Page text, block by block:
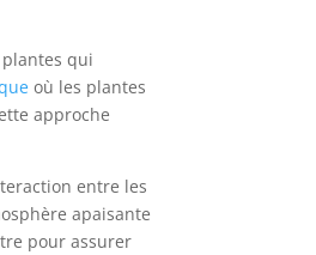
qui
où les plantes
approche
entre les
apaisante
pour assurer